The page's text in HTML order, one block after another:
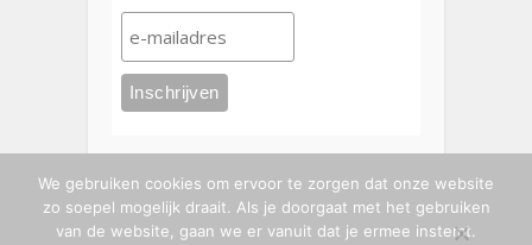
We gebruiken cookies om ervoor te zorgen dat onze website
zo soepel mogelijk draait. Als je doorgaat met het gebruiken
van de website, gaan we er vanuit dat je ermee instemt.